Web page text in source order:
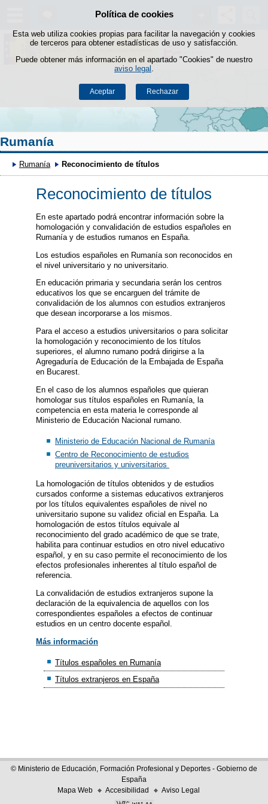
Política de cookies
Esta web utiliza cookies propias para facilitar la navegación y cookies
de terceros para obtener estadísticas de uso y satisfacción.
Puede obtener más información en el apartado "Cookies" de nuestro
aviso legal
Aceptar Rechazar
Saltar al contenido
Rumanía
Rumanía Reconocimiento de títulos
Reconocimiento de títulos
En este apartado podrá encontrar información sobre la
homologación y convalidación de estudios españoles en
Rumanía y de estudios rumanos en España.
Los estudios españoles en Rumanía son reconocidos en
el nivel universitario y no universitario.
En educación primaria y secundaria serán los centros
educativos los que se encarguen del trámite de
convalidación de los alumnos con estudios extranjeros
que desean incorporarse a los mismos.
Para el acceso a estudios universitarios o para solicitar
la homologación y reconocimiento de los títulos
superiores, el alumno rumano podrá dirigirse a la
Agregaduría de Educación de la Embajada de España
en Bucarest.
En el caso de los alumnos españoles que quieran
homologar sus títulos españoles en Rumanía, la
competencia en esta materia le corresponde al
Ministerio de Educación Nacional rumano.
Ministerio de Educación Nacional de Rumanía
Centro de Reconocimiento de estudios
preuniversitarios y universitarios
La homologación de títulos obtenidos y de estudios
cursados conforme a sistemas educativos extranjeros
por los títulos equivalentes españoles de nivel no
universitario supone su validez oficial en España. La
homologación de estos títulos equivale al
reconocimiento del grado académico de que se trate,
habilita para continuar estudios en otro nivel educativo
español, y en su caso permite el reconocimiento de los
efectos profesionales inherentes al título español de
referencia.
La convalidación de estudios extranjeros supone la
declaración de la equivalencia de aquellos con los
correspondientes españoles a efectos de continuar
estudios en un centro docente español.
Más información
Títulos españoles en Rumanía
Títulos extranjeros en España
© Ministerio de Educación, Formación Profesional y Deportes - Gobierno de
España
Mapa Web
Accesibilidad Aviso Legal